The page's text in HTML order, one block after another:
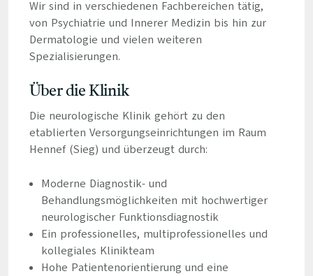
Wir sind in verschiedenen Fachbereichen tätig,
von Psychiatrie und Innerer Medizin bis hin zur
Dermatologie und vielen weiteren
Spezialisierungen.
Über die Klinik
Die neurologische Klinik gehört zu den
etablierten Versorgungseinrichtungen im Raum
Hennef (Sieg) und überzeugt durch:
Moderne Diagnostik- und
Behandlungsmöglichkeiten mit hochwertiger
neurologischer Funktionsdiagnostik
Ein professionelles, multiprofessionelles und
kollegiales Klinikteam
Hohe Patientenorientierung und eine